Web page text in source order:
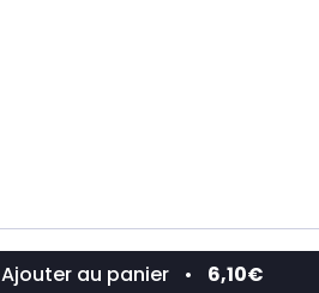
Ajouter au panier • 6,10€